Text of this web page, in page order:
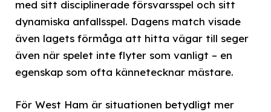
med sitt disciplinerade försvarsspel och sitt
dynamiska anfallsspel. Dagens match visade
även lagets förmåga att hitta vägar till seger
även när spelet inte flyter som vanligt – en
egenskap som ofta kännetecknar mästare.
För West Ham är situationen betydligt mer